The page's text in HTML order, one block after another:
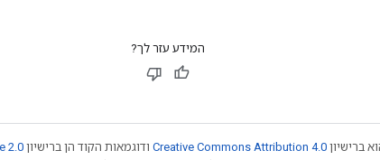
המידע עזר לך?
ברישיון Creative Commons Attribution 4.0 ודוגמאות הקוד הן ברישיון 2.0